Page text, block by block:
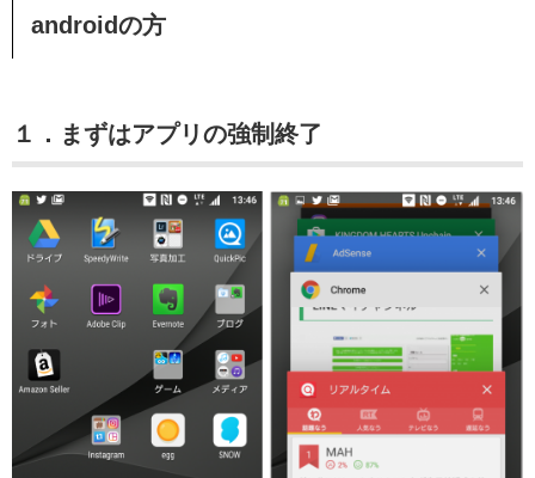
androidの方
１．まずはアプリの強制終了